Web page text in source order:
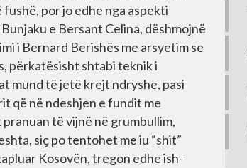
por jo edhe nga aspekti
e Bersant Celina, dëshmojnë
i Bernard Berishës me arsyetim se
përkatësisht shtabi teknik i
mund të jetë krejt ndryshe, pasi
që në ndeshjen e fundit me
të vijnë në grumbullim,
siç po tentohet me iu “shit”
Kosovën, tregon edhe ish-